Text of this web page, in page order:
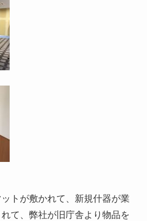
トが敷かれて、新規什器が業
て、弊社が旧庁舎より物品を